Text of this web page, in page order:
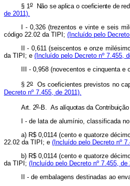
§ 1oNão se aplica o coeficiente de
de 2011).
I - 0,326 (trezentos e vinte e seis
código 22.02 da TIPI; (Incluído pelo
II - 0,611 (seiscentos e onze
da TIPI; e (Incluído pelo Decreto nº 7.455,
III - 0,958 (novecentos e cinquenta
§ 2oOs coeficientes previstos no
Decreto nº 7.455, de 2011).
Art. 2o-B. As alíquotas da
I - de lata de alumínio, classificada
a) R$ 0,0114 (cento e quatorze
22.02 da TIPI; e (Incluído pelo Decreto nº
b) R$ 0,0114 (cento e quatorze
da TIPI; (Incluído pelo Decreto nº 7.455, de
II - de embalagens destinadas ao